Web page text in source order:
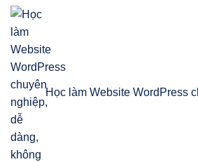
Học làm Website WordPress